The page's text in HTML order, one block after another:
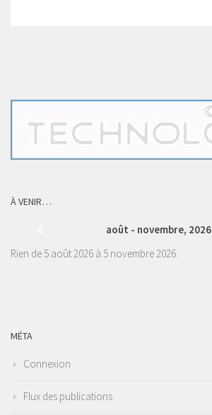
À VENIR…
août - novembre, 2026
Rien de 5 août 2026 à 5 novembre 2026.
MÉTA
Connexion
Flux des publications